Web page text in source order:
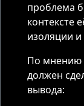
проблема
контексте
изоляции
По мнению
должен
вывода: